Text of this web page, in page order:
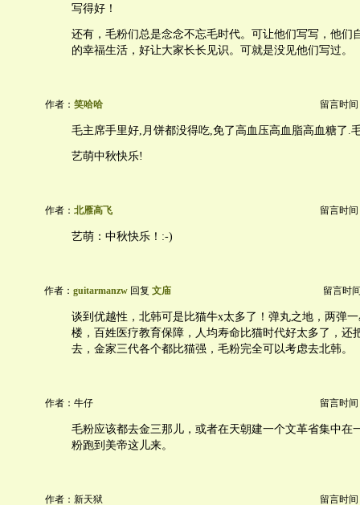
写得好！
还有，毛粉们总是念念不忘毛时代。可让他们写写，他们
的幸福生活，好让大家长长见识。可就是没见他们写过。
作者： 笑哈哈 留言时间
毛主席手里好,月饼都没得吃,免了高血压高血脂高血糖了.
艺萌中秋快乐!
作者： 北雁高飞 留言时间
艺萌：中秋快乐！:-)
作者： guitarmanzw 回复 文庙 留言时
谈到优越性，北韩可是比猫牛x太多了！弹丸之地，两弹
楼，百姓医疗教育保障，人均寿命比猫时代好太多了，还
去，金家三代各个都比猫强，毛粉完全可以考虑去北韩。
作者：牛仔 留言时间
毛粉应该都去金三那儿，或者在天朝建一个文革省集中在
粉跑到美帝这儿来。
作者：新天狱 留言时间